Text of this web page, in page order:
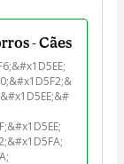
- Cães